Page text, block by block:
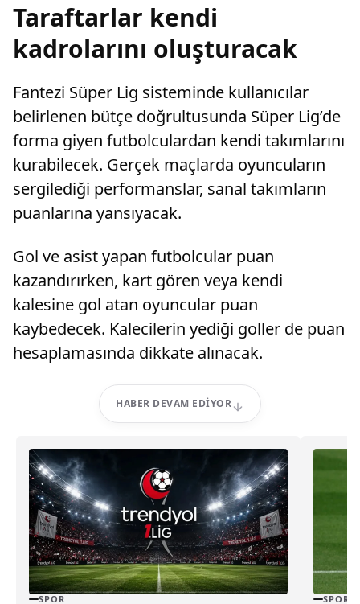
Taraftarlar kendi
kadrolarını oluşturacak
Fantezi Süper Lig sisteminde kullanıcılar
belirlenen bütçe doğrultusunda Süper Lig’de
forma giyen futbolculardan kendi takımlarını
kurabilecek. Gerçek maçlarda oyuncuların
sergilediği performanslar, sanal takımların
puanlarına yansıyacak.
Gol ve asist yapan futbolcular puan
kazandırırken, kart gören veya kendi
kalesine gol atan oyuncular puan
kaybedecek. Kalecilerin yediği goller de puan
hesaplamasında dikkate alınacak.
HABER DEVAM EDIYOR
SPOR SPOR